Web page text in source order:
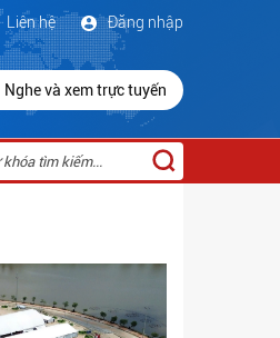
Đăng nhập
Liên hệ
Nghe và xem trực tuyến